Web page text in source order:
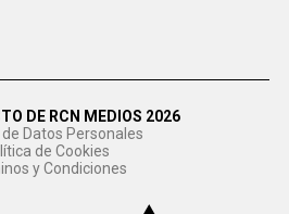
DE RCN MEDIOS 2026
Datos Personales
de Cookies
y Condiciones